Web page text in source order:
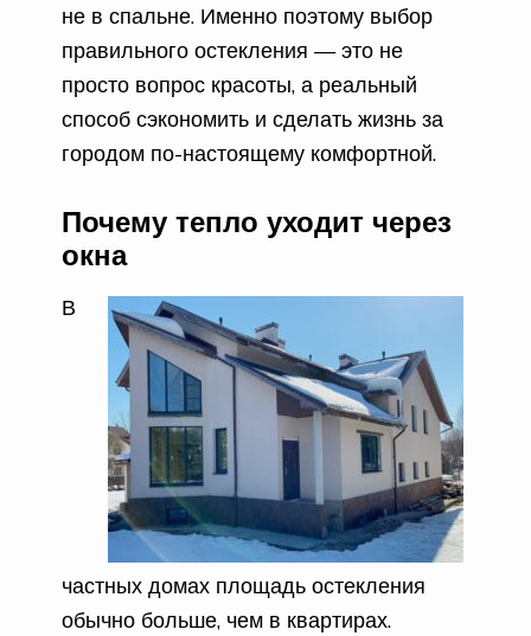
не в спальне. Именно поэтому выбор
правильного остекления — это не
просто вопрос красоты, а реальный
способ сэкономить и сделать жизнь за
городом по-настоящему комфортной.
Почему тепло уходит через
окна
В
частных домах площадь остекления
обычно больше, чем в квартирах.